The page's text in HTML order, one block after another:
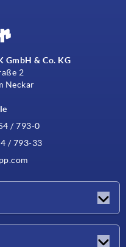
GmbH & Co. KG
2
Neckar
/ 793-0
/ 793-33